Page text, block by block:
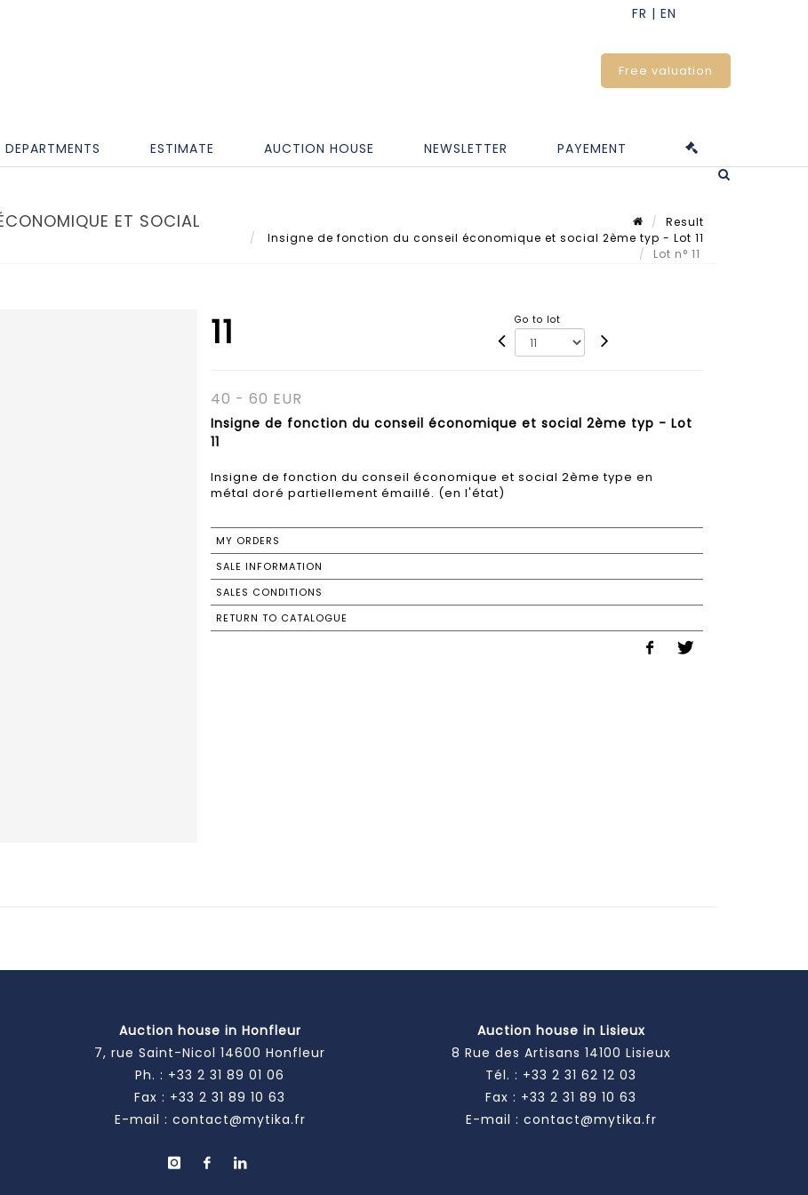
Free valuation
DEPARTMENTS ESTIMATE AUCTION HOUSE NEWSLETTER PAYEMENT
ET SOCIAL
Result
Insigne de fonction du conseil économique et social 2ème typ - Lot 11
Lot n° 11
11 Go to lot
40 - 60 EUR
Insigne de fonction du conseil économique et social 2ème typ - Lot
11
Insigne de fonction du conseil économique et social 2ème type en
métal doré partiellement émaillé. (en l'état)
MY ORDERS
SALE INFORMATION
SALES CONDITIONS
RETURN TO CATALOGUE
Auction house in Honfleur
7, rue Saint-Nicol 14600 Honfleur
Ph. : +33 2 31 89 01 06
Fax : +33 2 31 89 10 63
E-mail : contact@mytika.fr
Auction house in Lisieux
8 Rue des Artisans 14100 Lisieux
Tél. : +33 2 31 62 12 03
Fax : +33 2 31 89 10 63
E-mail : contact@mytika.fr